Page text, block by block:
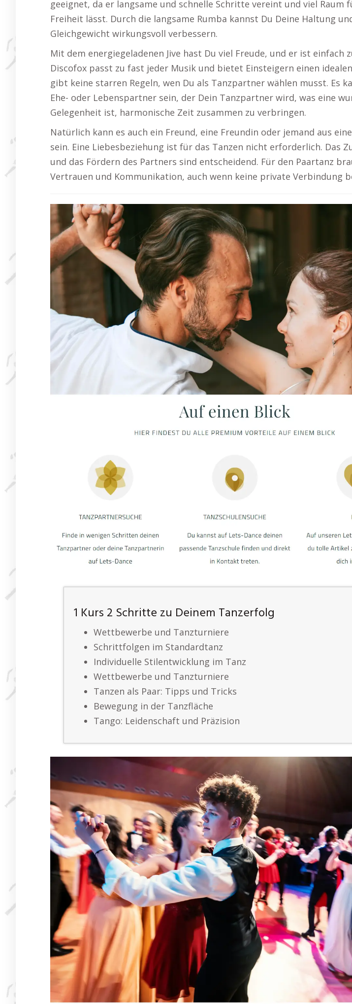
geeignet, da er langsame und schnelle Schritte vereint und viel Raum
Freiheit lässt. Durch die langsame Rumba kannst Du Deine Haltung
Gleichgewicht wirkungsvoll verbessern.
Mit dem energiegeladenen Jive hast Du viel Freude, und er ist einfach
Discofox passt zu fast jeder Musik und bietet Einsteigern einen
gibt keine starren Regeln, wen Du als Tanzpartner wählen musst. Es
Ehe- oder Lebenspartner sein, der Dein Tanzpartner wird, was eine
Gelegenheit ist, harmonische Zeit zusammen zu verbringen.
Natürlich kann es auch ein Freund, eine Freundin oder jemand aus
sein. Eine Liebesbeziehung ist für das Tanzen nicht erforderlich. Das
und das Fördern des Partners sind entscheidend. Für den Paartanz
Vertrauen und Kommunikation, auch wenn keine private Verbindung
1 Kurs 2 Schritte zu Deinem Tanzerfolg
Wettbewerbe und Tanzturniere
Schrittfolgen im Standardtanz
Individuelle Stilentwicklung im Tanz
Wettbewerbe und Tanzturniere
Tanzen als Paar: Tipps und Tricks
Bewegung in der Tanzfläche
Tango: Leidenschaft und Präzision